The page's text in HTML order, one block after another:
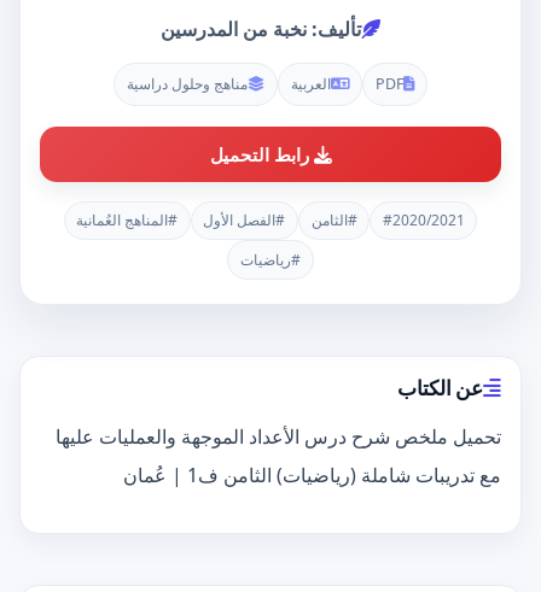
تأليف: نخبة من المدرسين
PDF العربية مناهج وحلول دراسية
رابط التحميل
#2020/2021 #الثامن #الفصل الأول
#المناهج العُمانية
#رياضيات
عن الكتاب
تحميل ملخص شرح درس الأعداد الموجهة والعمليات عليها
مع تدريبات شاملة (رياضيات) الثامن ف1 | عُمان